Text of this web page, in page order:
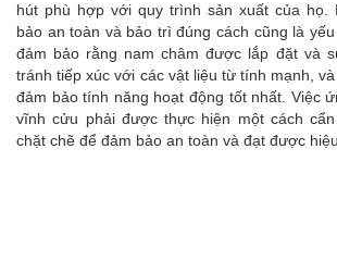
hút phù hợp với quy trình sản xuất của họ.
bảo an toàn và bảo trì đúng cách cũng là
đảm bảo rằng nam châm được lắp đặt và
tránh tiếp xúc với các vật liệu từ tính mạnh,
đảm bảo tính năng hoạt động tốt nhất. Việc
vĩnh cửu phải được thực hiện một cách
chặt chẽ để đảm bảo an toàn và đạt được